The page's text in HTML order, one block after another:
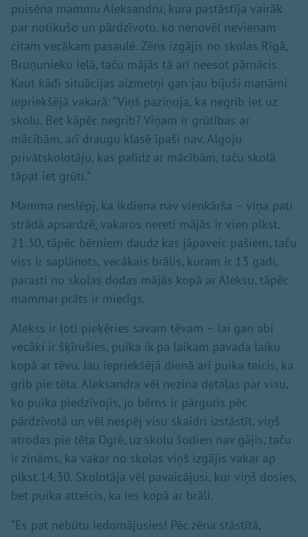
puisēna mammu Aleksandru, kura pastāstīja vairāk
par notikušo un pārdzīvoto, ko nenovēl nevienam
citam vecākam pasaulē. Zēns izgājis no skolas Rīgā,
Bruņunieku ielā, taču mājās tā arī neesot pārnācis.
Kaut kādi situācijas aizmetņi gan jau bijuši manāmi
iepriekšējā vakarā: “Viņš paziņoja, ka negrib iet uz
skolu. Bet kāpēc negrib? Viņam ir grūtības ar
mācībām, arī draugu klasē īpaši nav. Algoju
privātskolotāju, kas palīdz ar mācībām, taču skolā
tāpat iet grūti.”
Mamma neslēpj, ka ikdiena nav vienkārša – viņa pati
strādā apsardzē, vakaros nereti mājās ir vien plkst.
21.30, tāpēc bērniem daudz kas jāpaveic pašiem, taču
viss ir saplānots, vecākais brālis, kuram ir 13 gadi,
parasti no skolas dodas mājās kopā ar Aleksu, tāpēc
mammai prāts ir mierīgs.
Alekss ir ļoti pieķēries savam tēvam – lai gan abi
vecāki ir šķīrušies, puika ik pa laikam pavada laiku
kopā ar tēvu. Jau iepriekšējā dienā arī puika teicis, ka
grib pie tēta. Aleksandra vēl nezina detaļas par visu,
ko puika piedzīvojis, jo bērns ir pārguris pēc
pārdzīvotā un vēl nespēj visu skaidri izstāstīt, viņš
atrodas pie tēta Ogrē, uz skolu šodien nav gājis, taču
ir zināms, ka vakar no skolas viņš izgājis vakar ap
plkst.14.30. Skolotāja vēl pavaicājusi, kur viņš dosies,
bet puika atteicis, ka ies kopā ar brāli.
“Es pat nebūtu iedomājusies! Pēc zēna stāstītā,